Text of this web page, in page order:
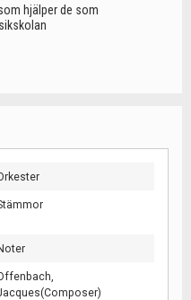
hjälper de som